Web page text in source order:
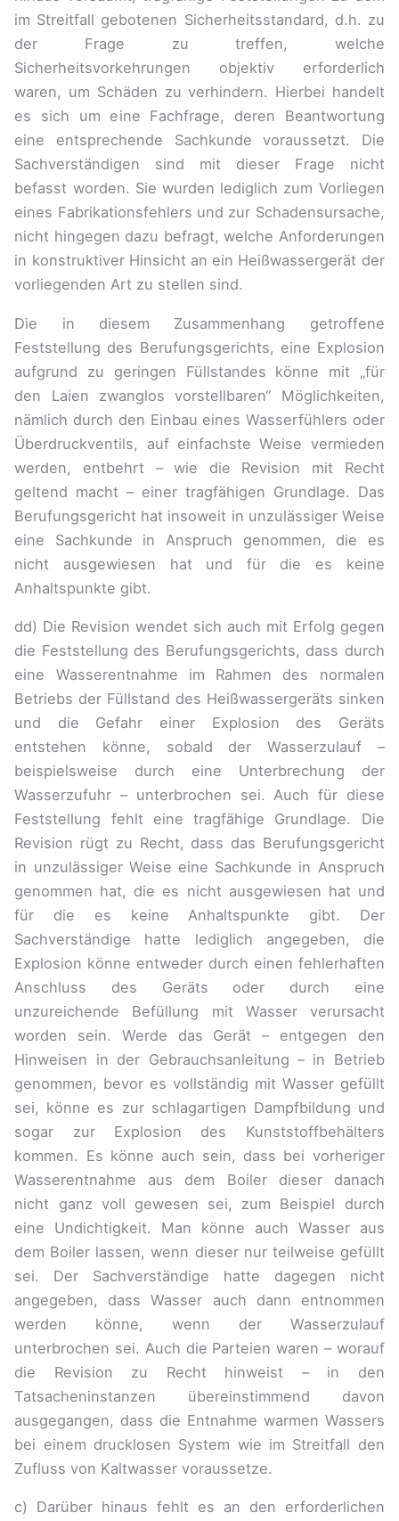
im Streitfall gebotenen Sicherheitsstandard, d.h. zu
der Frage zu treffen, welche
Sicherheitsvorkehrungen objektiv erforderlich
waren, um Schäden zu verhindern. Hierbei handelt
es sich um eine Fachfrage, deren Beantwortung
eine entsprechende Sachkunde voraussetzt. Die
Sachverständigen sind mit dieser Frage nicht
befasst worden. Sie wurden lediglich zum Vorliegen
eines Fabrikationsfehlers und zur Schadensursache,
nicht hingegen dazu befragt, welche Anforderungen
in konstruktiver Hinsicht an ein Heißwassergerät der
vorliegenden Art zu stellen sind.
Die in diesem Zusammenhang getroffene
Feststellung des Berufungsgerichts, eine Explosion
aufgrund zu geringen Füllstandes könne mit „für
den Laien zwanglos vorstellbaren“ Möglichkeiten,
nämlich durch den Einbau eines Wasserfühlers oder
Überdruckventils, auf einfachste Weise vermieden
werden, entbehrt – wie die Revision mit Recht
geltend macht – einer tragfähigen Grundlage. Das
Berufungsgericht hat insoweit in unzulässiger Weise
eine Sachkunde in Anspruch genommen, die es
nicht ausgewiesen hat und für die es keine
Anhaltspunkte gibt.
dd) Die Revision wendet sich auch mit Erfolg gegen
die Feststellung des Berufungsgerichts, dass durch
eine Wasserentnahme im Rahmen des normalen
Betriebs der Füllstand des Heißwassergeräts sinken
und die Gefahr einer Explosion des Geräts
entstehen könne, sobald der Wasserzulauf –
beispielsweise durch eine Unterbrechung der
Wasserzufuhr – unterbrochen sei. Auch für diese
Feststellung fehlt eine tragfähige Grundlage. Die
Revision rügt zu Recht, dass das Berufungsgericht
in unzulässiger Weise eine Sachkunde in Anspruch
genommen hat, die es nicht ausgewiesen hat und
für die es keine Anhaltspunkte gibt. Der
Sachverständige hatte lediglich angegeben, die
Explosion könne entweder durch einen fehlerhaften
Anschluss des Geräts oder durch eine
unzureichende Befüllung mit Wasser verursacht
worden sein. Werde das Gerät – entgegen den
Hinweisen in der Gebrauchsanleitung – in Betrieb
genommen, bevor es vollständig mit Wasser gefüllt
sei, könne es zur schlagartigen Dampfbildung und
sogar zur Explosion des Kunststoffbehälters
kommen. Es könne auch sein, dass bei vorheriger
Wasserentnahme aus dem Boiler dieser danach
nicht ganz voll gewesen sei, zum Beispiel durch
eine Undichtigkeit. Man könne auch Wasser aus
dem Boiler lassen, wenn dieser nur teilweise gefüllt
sei. Der Sachverständige hatte dagegen nicht
angegeben, dass Wasser auch dann entnommen
werden könne, wenn der Wasserzulauf
unterbrochen sei. Auch die Parteien waren – worauf
die Revision zu Recht hinweist – in den
Tatsacheninstanzen übereinstimmend davon
ausgegangen, dass die Entnahme warmen Wassers
bei einem drucklosen System wie im Streitfall den
Zufluss von Kaltwasser voraussetze.
c) Darüber hinaus fehlt es an den erforderlichen